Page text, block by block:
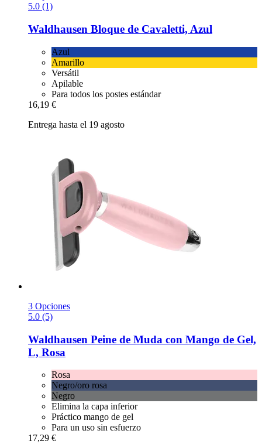
5.0 (1)
Waldhausen Bloque de Cavaletti, Azul
Azul
Amarillo
Versátil
Apilable
Para todos los postes estándar
16,19 €
Entrega hasta el 19 agosto
3 Opciones
5.0 (5)
Waldhausen Peine de Muda con Mango de Gel,
L, Rosa
Rosa
Negro/oro rosa
Negro
Elimina la capa inferior
Práctico mango de gel
Para un uso sin esfuerzo
17,29 €